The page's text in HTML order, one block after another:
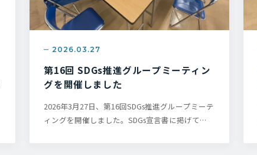
2026.03.27
第16回 SDGs推進グループミーティン
グを開催しました
2026年3月27日、第16回SDGs推進グループミーテ
ィングを開催しました。SDGs宣言書に掲げて…